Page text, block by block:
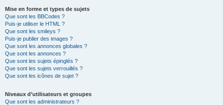
Mise en forme et types de sujets
Que sont les BBCodes ?
Puis-je utiliser le HTML ?
Que sont les smileys ?
Puis-je publier des images ?
Que sont les annonces globales ?
Que sont les annonces ?
Que sont les sujets épinglés ?
Que sont les sujets verrouillés ?
Que sont les icônes de sujet ?
Niveaux d’utilisateurs et groupes
Que sont les administrateurs ?